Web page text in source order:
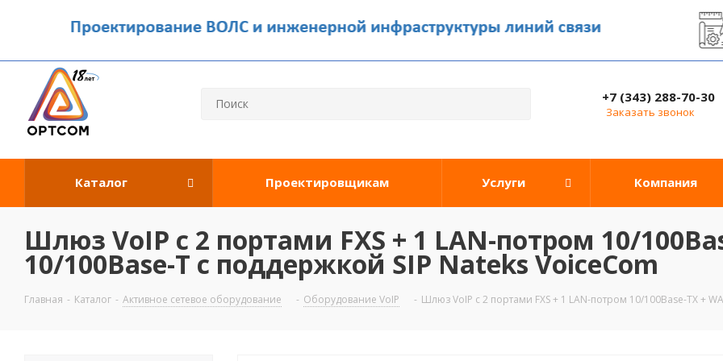
+7 (343) 288-70-30
Заказать звонок
Каталог Проектировщикам Услуги Компания
Шлюз VoIP c 2 портами FXS + 1 LAN-потром 10/
10/100Base-T с поддержкой SIP Nateks VoiceCom
Главная - Каталог - Активное сетевое оборудование - Оборудование VoIP - Шлюз VoIP c 2 портами FXS + 1 LAN-потром 10/100Base-TX +